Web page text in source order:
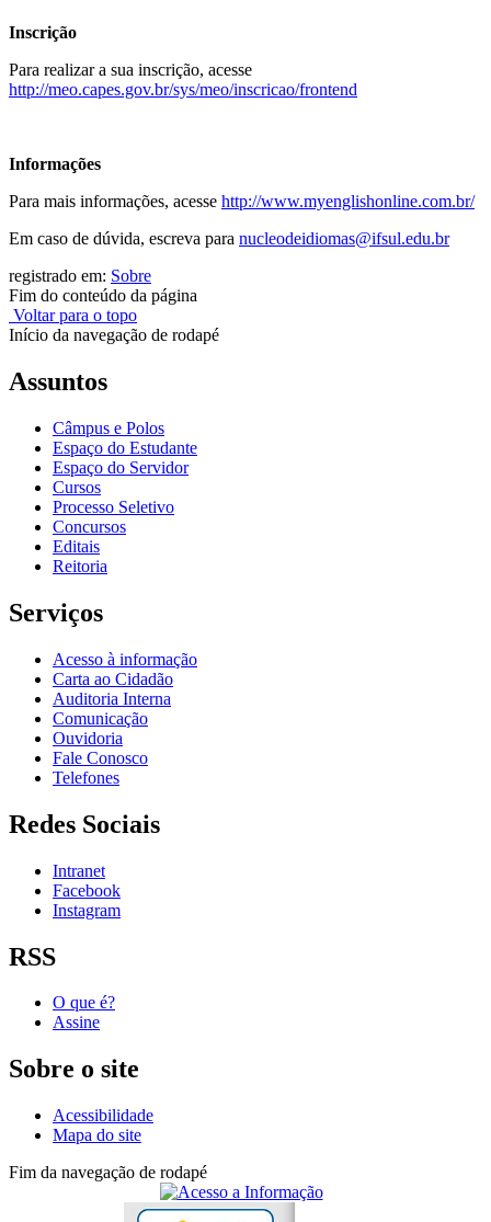
Inscrição
Para realizar a sua inscrição, acesse
http://meo.capes.gov.br/sys/meo/inscricao/frontend
Informações
Para mais informações, acesse http://www.myenglishonline.com.br/
Em caso de dúvida, escreva para nucleodeidiomas@ifsul.edu.br
registrado em: Sobre
Fim do conteúdo da página
Voltar para o topo
Início da navegação de rodapé
Assuntos
Câmpus e Polos
Espaço do Estudante
Espaço do Servidor
Cursos
Processo Seletivo
Concursos
Editais
Reitoria
Serviços
Acesso à informação
Carta ao Cidadão
Auditoria Interna
Comunicação
Ouvidoria
Fale Conosco
Telefones
Redes Sociais
Intranet
Facebook
Instagram
RSS
O que é?
Assine
Sobre o site
Acessibilidade
Mapa do site
Fim da navegação de rodapé